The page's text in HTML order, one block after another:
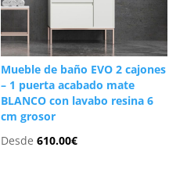
Mueble de baño EVO 2 cajones
– 1 puerta acabado mate
BLANCO con lavabo resina 6
cm grosor
Desde 610.00€